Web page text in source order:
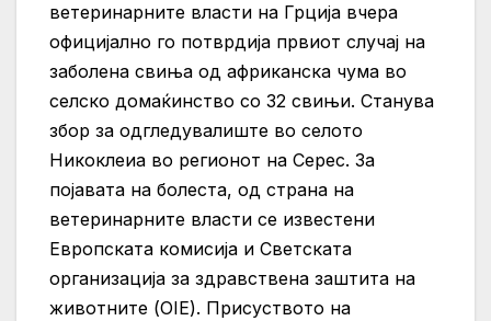
ветеринарните власти на Грција вчера
официјално го потврдија првиот случај на
заболена свиња од африканска чума во
селско домаќинство со 32 свињи. Станува
збор за одгледувалиште во селото
Никоклеиа во регионот на Серес. За
појавата на болеста, од страна на
ветеринарните власти се известени
Европската комисија и Светската
организација за здравствена заштита на
животните (OIE). Присуството на